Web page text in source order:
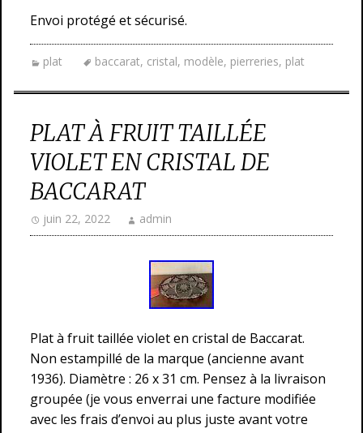
Envoi protégé et sécurisé.
plat baccarat, cristal, modèle, pierreries, plat
PLAT À FRUIT TAILLÉE
VIOLET EN CRISTAL DE
BACCARAT
juin 22, 2022 admin
Plat à fruit taillée violet en cristal de Baccarat.
Non estampillé de la marque (ancienne avant
1936). Diamètre : 26 x 31 cm. Pensez à la livraison
groupée (je vous enverrai une facture modifiée
avec les frais d’envoi au plus juste avant votre